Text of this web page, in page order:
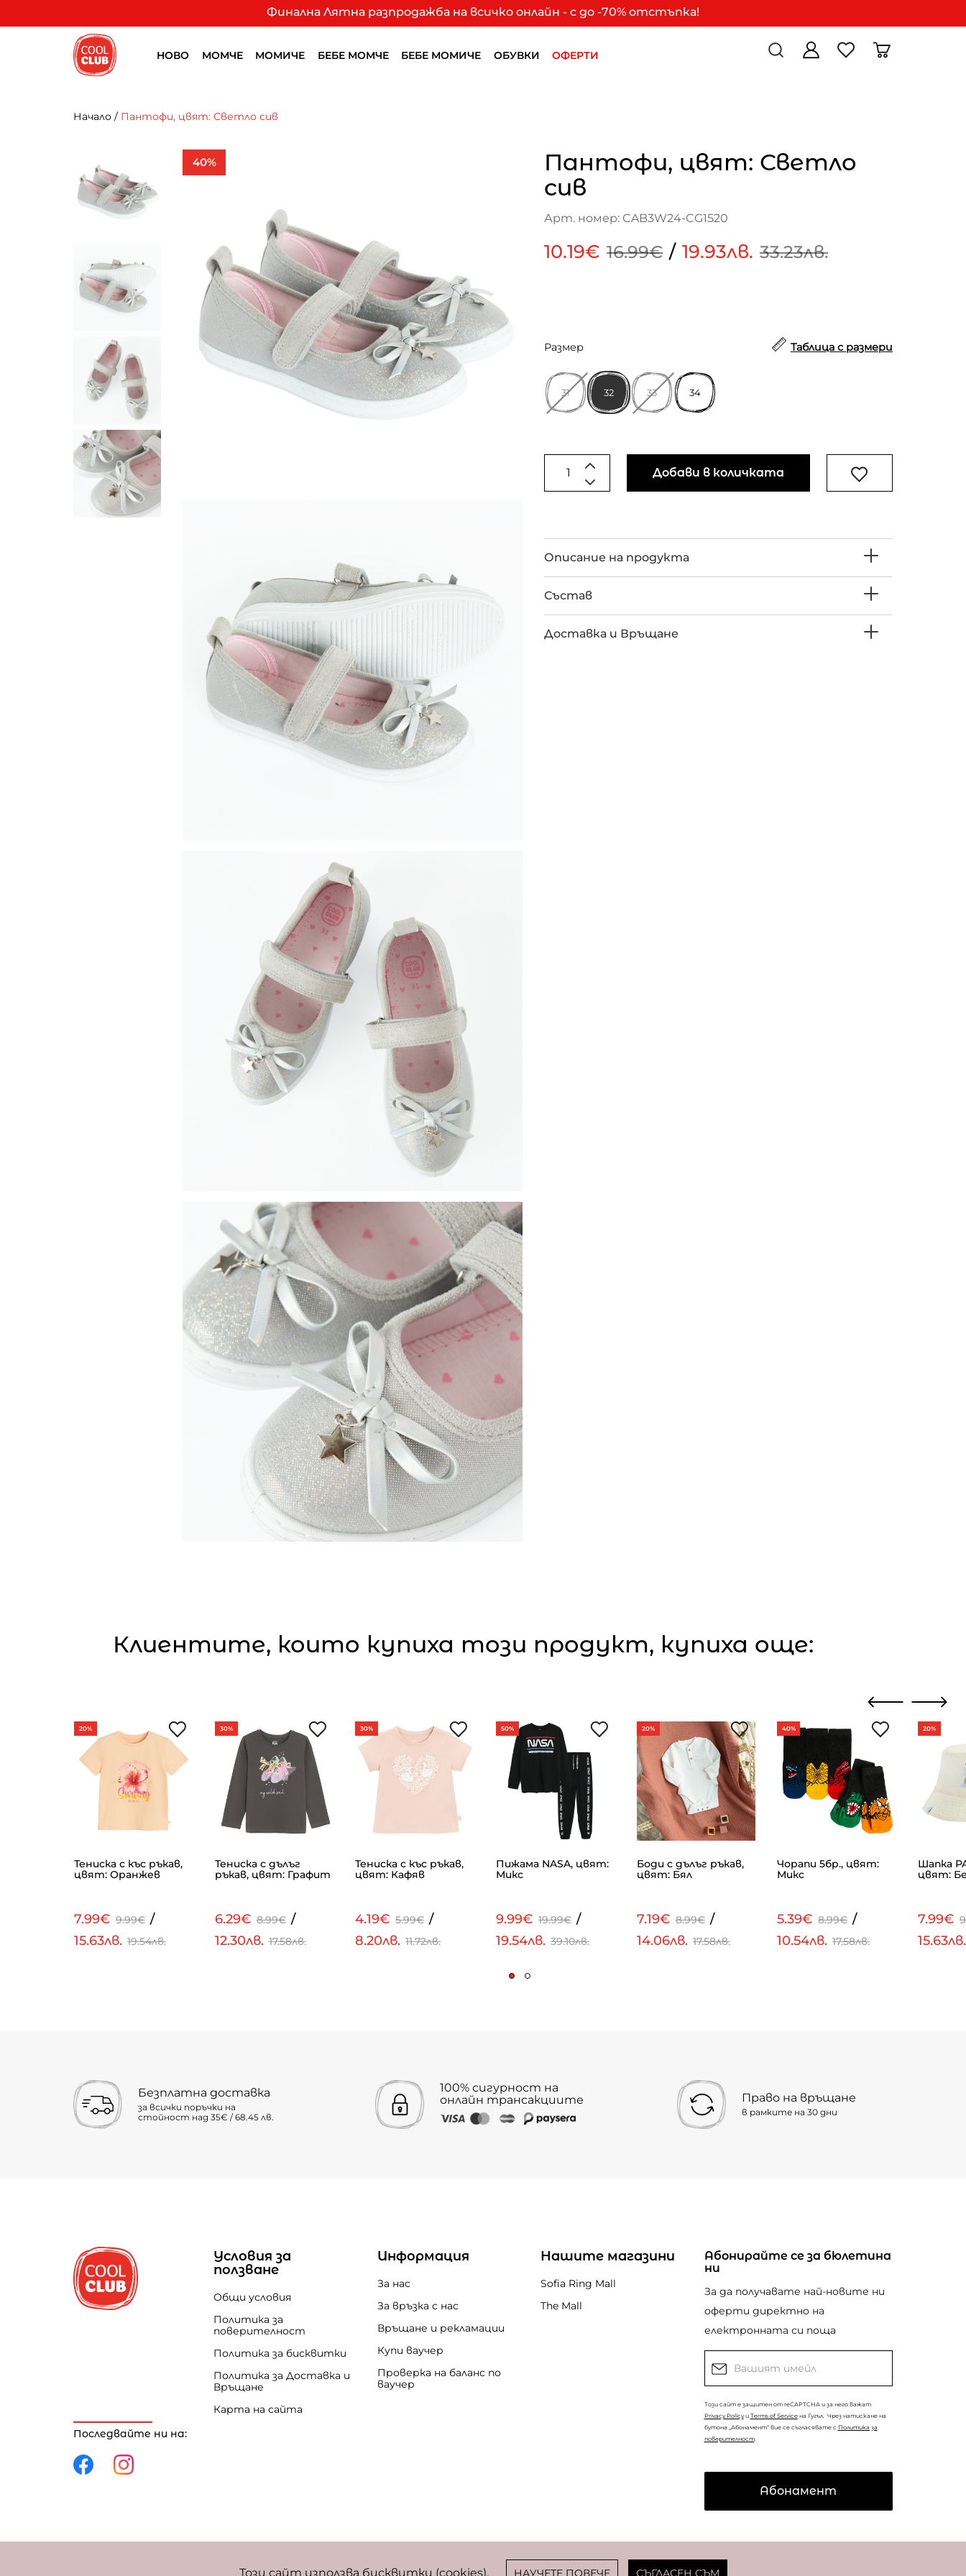
Този сайт използва бисквитки (cookies). НАУЧЕТЕ ПОВЕЧЕ СЪГЛАСЕН СЪМ
Финална Лятна разпродажба на всичко онлайн - с до -70% отстъпка!
НОВО МОМЧЕ МОМИЧЕ БЕБЕ МОМЧЕ БЕБЕ МОМИЧЕ ОБУВКИ ОФЕРТИ
Начало / Пантофи, цвят: Светло сив
40%
Пантофи, цвят: Светло
сив
Арт. номер: CAB3W24-CG1520
10.19€ 16.99€ / 19.93лв. 33.23лв.
Размер Таблица с размери
31 32 33 34
Добави в количката
Описание на продукта
Състав
Доставка и Връщане
Клиентите, които купиха този продукт, купиха още:
20%
Тениска с къс ръкав,
цвят: Оранжев
7.99€ 9.99€ /
15.63лв. 19.54лв.
30%
Тениска с дълъг
ръкав, цвят: Графит
6.29€ 8.99€ /
12.30лв. 17.58лв.
30%
Тениска с къс ръкав,
цвят: Кафяв
4.19€ 5.99€ /
8.20лв. 11.72лв.
50%
Пижама NASA, цвят:
Микс
9.99€ 19.99€ /
19.54лв. 39.10лв.
20%
Боди с дълъг ръкав,
цвят: Бял
7.19€ 8.99€ /
14.06лв. 17.58лв.
40%
Чорапи 5бр., цвят:
Микс
5.39€ 8.99€ /
10.54лв. 17.58лв.
20%
Шапка
цвят:
7.99€
Безплатна доставка
за всички поръчки на
стойност над 35€ / 68.45 лв.
100% сигурност на
онлайн трансакциите
Право на връщане
в рамките на 30 дни
Последвайте ни на:
Условия за
ползване
Общи условия
Политика за
поверителност
Политика за бисквитки
Политика за Доставка и
Връщане
Карта на сайта
Информация
За нас
За връзка с нас
Връщане и рекламации
Купи ваучер
Проверка на баланс по
ваучер
Нашите магазини
Sofia Ring Mall
The Mall
Абонирайте се за бюлетина
ни
За да получавате най-новите ни
оферти директно на
електронната си поща
Този сайт е защитен от reCAPTCHA и за него важат
Privacy Policyи Terms of Serviceна Гугъл. Чрез натискане на
бутона „Абонамент“ вие се съгласявате с Политика за
поверителност.
Абонамент
© CopyrightCoolclub